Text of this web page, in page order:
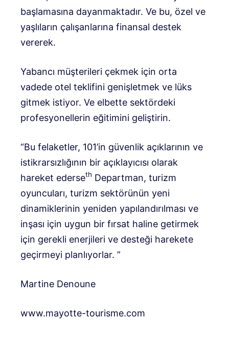
başlamasına dayanmaktadır. Ve bu, özel ve
yaşlıların çalışanlarına finansal destek
vererek.
Yabancı müşterileri çekmek için orta
vadede otel teklifini genişletmek ve lüks
gitmek istiyor. Ve elbette sektördeki
profesyonellerin eğitimini geliştirin.
“Bu felaketler, 101’in güvenlik açıklarının ve
istikrarsızlığının bir açıklayıcısı olarak
hareket ederseth Departman, turizm
oyuncuları, turizm sektörünün yeni
dinamiklerinin yeniden yapılandırılması ve
inşası için uygun bir fırsat haline getirmek
için gerekli enerjileri ve desteği harekete
geçirmeyi planlıyorlar. ”
Martine Denoune
www.mayotte-tourisme.com